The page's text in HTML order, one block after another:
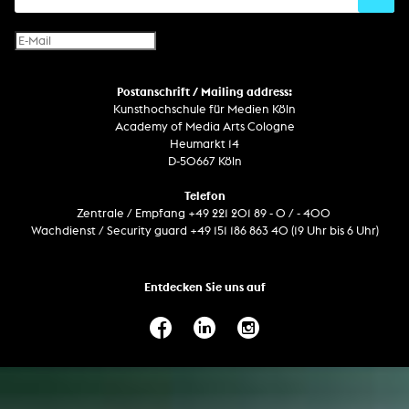
Virtual Reality
Internet-Fernsehen
Computergrafik
Computerinstallation
Text
Postanschrift / Mailing address:
Kunsthochschule für Medien Köln
Academy of Media Arts Cologne
Heumarkt 14
D-50667 Köln
Telefon
Zentrale / Empfang +49 221 201 89 - 0 / - 400
Wachdienst / Security guard +49 151 186 863 40 (19 Uhr bis 6 Uhr)
Entdecken Sie uns auf